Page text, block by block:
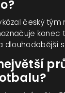
český tým
konec
dlouhodobější